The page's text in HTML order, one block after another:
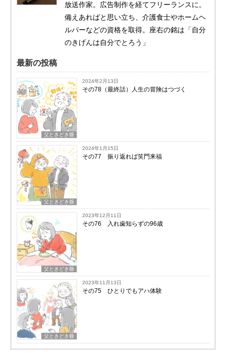
放送作家。広告制作を経てフリーランスに。
備えあればと思い立ち、介護食士やホームヘ
ルパーなどの資格を取得。座右の銘は「自分
のきげんは自分でとろう」
最新の投稿
父ときどき爺
2024年2月13日
その78（最終話）人生の冒険はつづく
父ときどき爺
2024年1月15日
その77 振り返れば笑門来福
父ときどき爺
2023年12月11日
その76 入れ歯知らずの96歳
父ときどき爺
2023年11月13日
その75 ひとりでもアハ体験